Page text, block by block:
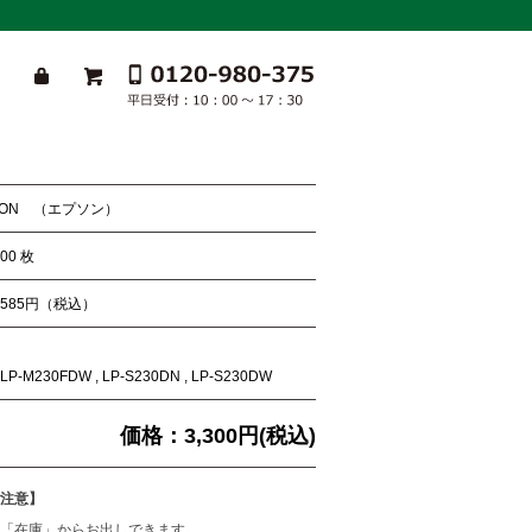
（エプソン）
枚
円（税込）
M230FDW , LP-S230DN , LP-S230DW
価格： 3,300円(税込)
意】